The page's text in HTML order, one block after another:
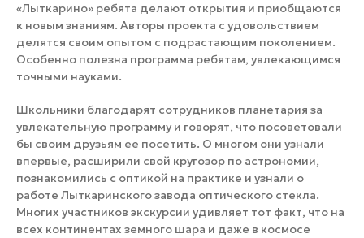
«Лыткарино» ребята делают открытия и приобщаются
к новым знаниям. Авторы проекта с удовольствием
делятся своим опытом с подрастающим поколением.
Особенно полезна программа ребятам, увлекающимся
точными науками.
Школьники благодарят сотрудников планетария за
увлекательную программу и говорят, что посоветовали
бы своим друзьям ее посетить. О многом они узнали
впервые, расширили свой кругозор по астрономии,
познакомились с оптикой на практике и узнали о
работе Лыткаринского завода оптического стекла.
Многих участников экскурсии удивляет тот факт, что на
всех континентах земного шара и даже в космосе